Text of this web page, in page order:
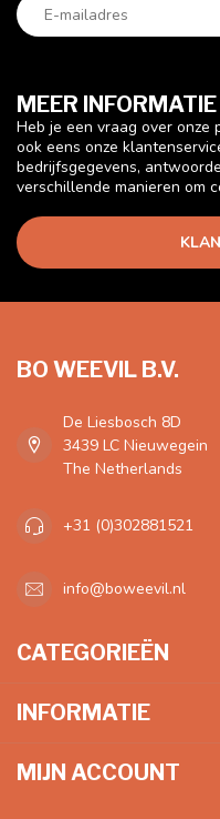
MEER INFORMATIE
Heb je een vraag over onze
ook eens onze
bedrijfsgegevens,
verschillende manieren om
BO WEEVIL B.V.
De Liesbosch 8D
3439 LC Nieuwegein
The Netherlands
+31 (0)302881521
info@boweevil.nl
CATEGORIEËN
INFORMATIE
MIJN ACCOUNT